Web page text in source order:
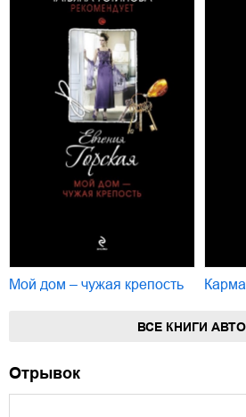
Мой дом – чужая крепость
ВСЕ КНИГИ
Отрывок